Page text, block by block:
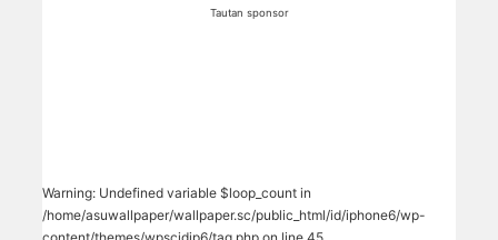
Tautan sponsor
Warning: Undefined variable $loop_count in
/home/asuwallpaper/wallpaper.sc/public_html/id/iphone6/wp-